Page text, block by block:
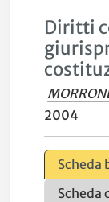
Diritti
2004
Scheda
Scheda